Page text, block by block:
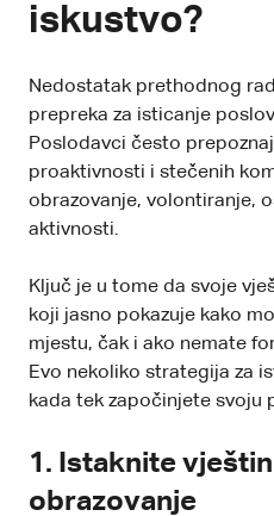
iskustvo?
Nedostatak prethodnog
prepreka za isticanje
Poslodavci često
proaktivnosti i stečenih
obrazovanje, volontiranje,
aktivnosti.
Ključ je u tome da svoje
koji jasno pokazuje kako
mjestu, čak i ako nemate
Evo nekoliko strategija za
kada tek započinjete svoju
1. Istaknite
obrazovanje